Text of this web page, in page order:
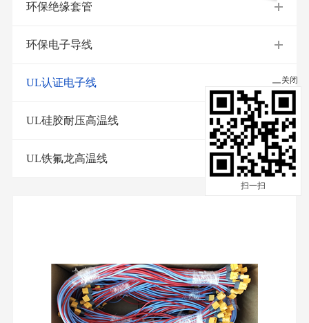
关闭
扫一扫
环保绝缘套管
环保电子导线
UL认证电子线
UL硅胶耐压高温线
UL铁氟龙高温线